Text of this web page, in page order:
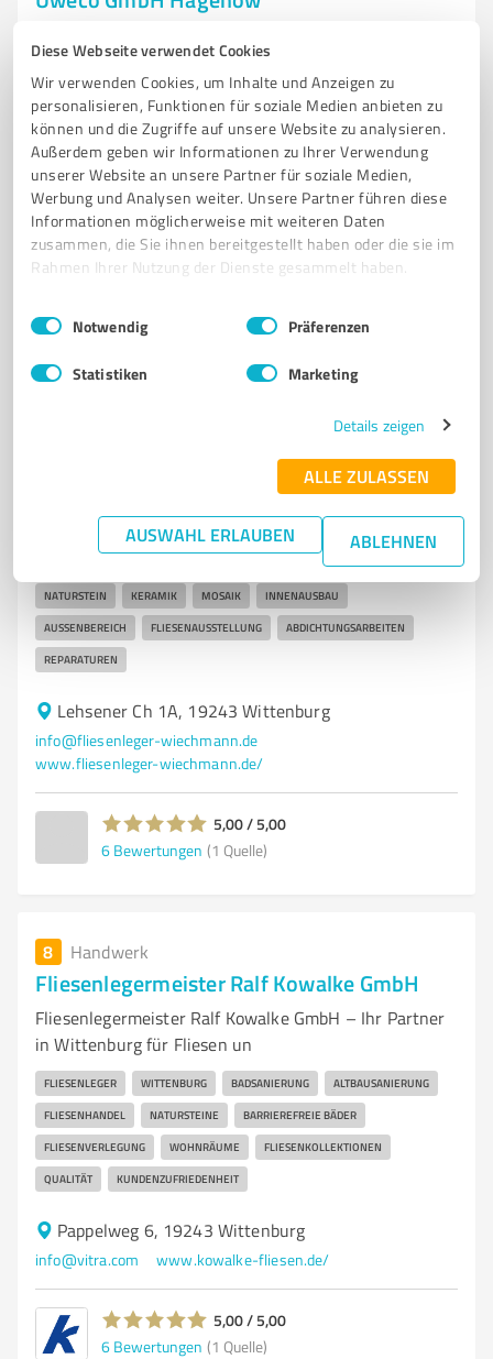
Diese Webseite verwendet Cookies
Wir verwenden Cookies, um Inhalte und Anzeigen zu
personalisieren, Funktionen für soziale Medien anbieten zu
können und die Zugriffe auf unsere Website zu analysieren.
Außerdem geben wir Informationen zu Ihrer Verwendung
unserer Website an unsere Partner für soziale Medien,
Werbung und Analysen weiter. Unsere Partner führen diese
Informationen möglicherweise mit weiteren Daten
zusammen, die Sie ihnen bereitgestellt haben oder die sie im
Rahmen Ihrer Nutzung der Dienste gesammelt haben.
Impressum Datenschutzbestimmungen
Einwilligungsauswahl
Notwendig Präferenzen
Statistiken Marketing
Details zeigen
ALLE ZULASSEN
AUSWAHL ERLAUBEN ABLEHNEN
in Granzin
METALLBAU STAHLBAU ANLAGENBAU METALLKONSTRUKTIONEN
BALKONE ZÄUNE GELÄNDER TREPPEN BRÜSTUNGEN
SICHERHEIT GRANZIN
Dorfstraße 3A, 19230 Hagenow
uweco-granzin@web.de www.uweco-granzin.de/
7Bewertungen (1 Quelle)
Fliesenlegermeister Raik Wiechmann
Fliesenlegermeister Raik Wiechmann - Ihr Partner für
Fliesenverlegung in Wittenb
BADGESTALTUNG WITTENBURG
NATURSTEIN KERAMIK MOSAIK INNENAUSBAU
AUSSENBEREICH FLIESENAUSSTELLUNG ABDICHTUNGSARBEITEN
REPARATUREN
Lehsener Ch 1A, 19243 Wittenburg
info@fliesenleger-wiechmann.de
www.fliesenleger-wiechmann.de/
5,00 / 5,00
6 Bewertungen (1 Quelle)
8 Handwerk
Fliesenlegermeister Ralf Kowalke GmbH
Fliesenlegermeister Ralf Kowalke GmbH – Ihr Partner
in Wittenburg für Fliesen un
FLIESENLEGER WITTENBURG BADSANIERUNG ALTBAUSANIERUNG
FLIESENHANDEL NATURSTEINE BARRIEREFREIE BÄDER
FLIESENVERLEGUNG WOHNRÄUME FLIESENKOLLEKTIONEN
QUALITÄT KUNDENZUFRIEDENHEIT
Pappelweg 6, 19243 Wittenburg
info@vitra.com www.kowalke-fliesen.de/
5,00 / 5,00
6 Bewertungen (1 Quelle)